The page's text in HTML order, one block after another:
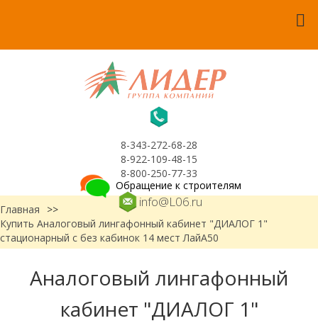
8-343-272-68-28
8-922-109-48-15
8-800-250-77-33
info@L06.ru
Обращение к строителям
Главная
>>
Купить Аналоговый лингафонный кабинет "ДИАЛОГ 1"
стационарный с без кабинок 14 мест ЛайА50
Аналоговый лингафонный
кабинет "ДИАЛОГ 1"